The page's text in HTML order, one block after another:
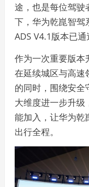
途，也是每位驾驶
下，华为乾崑智
ADS V4.1版本已通
作为一次重要版本
在延续城区与高速
的同时，围绕安全
大维度进一步升级
能加入，让华为乾
出行全程。